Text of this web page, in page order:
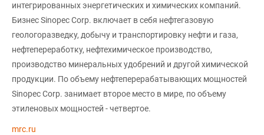
интегрированных энергетических и химических компаний.
Бизнес Sinopec Corp. включает в себя нефтегазовую
геологоразведку, добычу и транспортировку нефти и газа,
нефтепереработку, нефтехимическое производство,
производство минеральных удобрений и другой химической
продукции. По объему нефтеперерабатывающих мощностей
Sinopec Corp. занимает второе место в мире, по объему
этиленовых мощностей - четвертое.
mrc.ru